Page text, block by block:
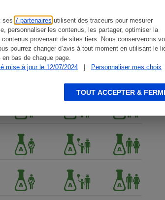
ses 7 partenaires utilisent des traceurs pour mesurer
personnaliser les contenus, les partager, optimiser la
provenant de sites tiers. Nous conserverons
pourrez changer d’avis à tout moment en utilisant le
bas de chaque page.
mise à jour le 12/07/2024
| Personnaliser mes choix
TOUT ACCEPTER &